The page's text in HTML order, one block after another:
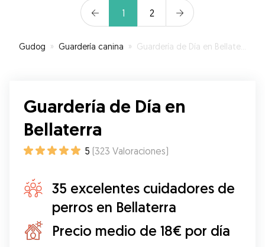
”
1 2
Gudog » Guardería canina » Guardería de Día en Bellaterra
Guardería de Día en
Bellaterra
5 (323 Valoraciones)
35 excelentes cuidadores de
perros en Bellaterra
Precio medio de 18€ por día